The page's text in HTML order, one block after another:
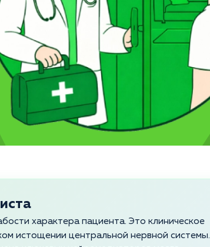
характера пациента. Это клиническое
истощении центральной нервной системы.